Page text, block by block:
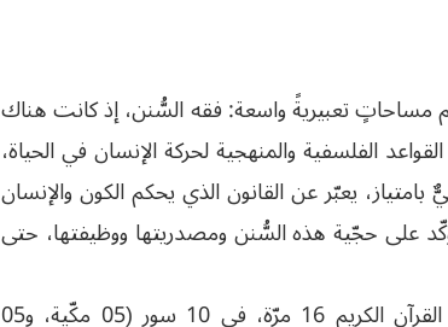
مساحاتٍ تعبيريةً واسعة: فقه السُّنن، إذ كانت هناك
الفلسفية والمنهجية لحركة الإنسان في الحياة،
يعبّر عن القانون الذي يحكم الكون والإنسان
على حجّية هذه السُّنن ومصدريتها ووظيفتها، حتى
لقد وردت لفظة “السُّنّة” باشتقاقاتها المختلفة في القرآن الكريم 16 مرّة، في 10 سور (05 مكّية، و05